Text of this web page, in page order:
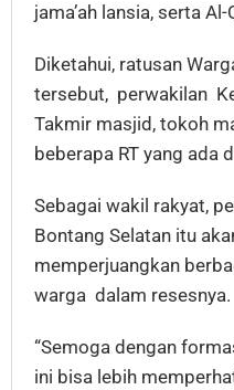
jama’ah lansia, serta Al-
Diketahui, ratusan
tersebut, perwakilan
Takmir masjid, tokoh
beberapa RT yang ada
Sebagai wakil rakyat,
Bontang Selatan itu
memperjuangkan
warga dalam resesnya.
“Semoga dengan
ini bisa lebih